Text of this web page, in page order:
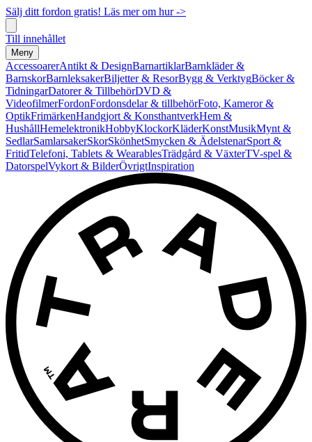
Sälj ditt fordon gratis! Läs mer om hur ->
Till innehållet
Meny
AccessoarerAntikt & DesignBarnartiklarBarnkläder &
BarnskorBarnleksakerBiljetter & ResorBygg & VerktygBöcker &
TidningarDatorer & TillbehörDVD &
VideofilmerFordonFordonsdelar & tillbehörFoto, Kameror &
OptikFrimärkenHandgjort & KonsthantverkHem &
HushållHemelektronikHobbyKlockorKläderKonstMusikMynt &
SedlarSamlarsakerSkorSkönhetSmycken & ÄdelstenarSport &
FritidTelefoni, Tablets & WearablesTrädgård & VäxterTV-spel &
DatorspelVykort & BilderÖvrigtInspiration